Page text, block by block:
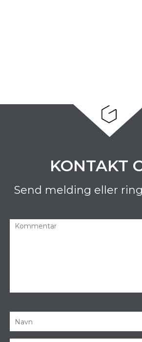
KONTAKT
Send melding eller ring